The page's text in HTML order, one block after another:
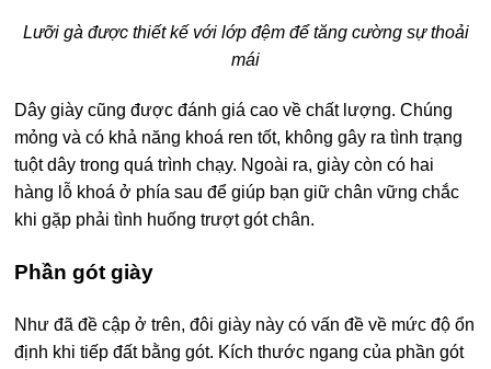
Lưỡi gà được thiết kế với lớp đệm để tăng cường sự thoải
mái
Dây giày cũng được đánh giá cao về chất lượng. Chúng
mỏng và có khả năng khoá ren tốt, không gây ra tình trạng
tuột dây trong quá trình chạy. Ngoài ra, giày còn có hai
hàng lỗ khoá ở phía sau để giúp bạn giữ chân vững chắc
khi gặp phải tình huống trượt gót chân.
Phần gót giày
Như đã đề cập ở trên, đôi giày này có vấn đề về mức độ ổn
định khi tiếp đất bằng gót. Kích thước ngang của phần gót